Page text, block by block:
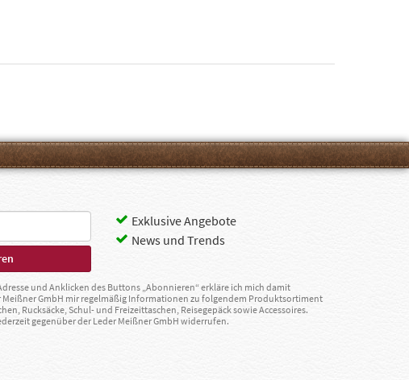
Exklusive Angebote
News und Trends
und Anklicken des Buttons „Abonnieren“ erkläre ich mich damit
Meißner GmbH mir regelmäßig Informationen zu folgendem Produktsortiment
Rucksäcke, Schul- und Freizeittaschen, Reisegepäck sowie Accessoires.
gegenüber der Leder Meißner GmbH widerrufen.